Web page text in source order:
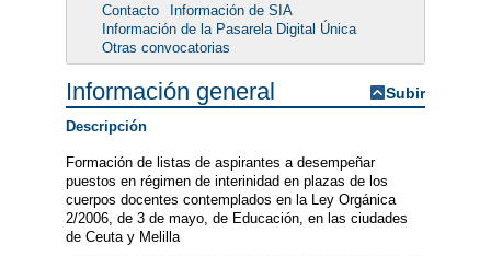
Contacto
Información de SIA
Información de la Pasarela Digital Única
Otras convocatorias
Información general Subir
Descripción
Formación de listas de aspirantes a desempeñar
puestos en régimen de interinidad en plazas de los
cuerpos docentes contemplados en la Ley Orgánica
2/2006, de 3 de mayo, de Educación, en las ciudades
de Ceuta y Melilla